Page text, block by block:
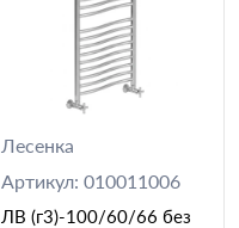
Лесенка
Артикул: 010011006
ЛВ (г3)-100/60/66 без